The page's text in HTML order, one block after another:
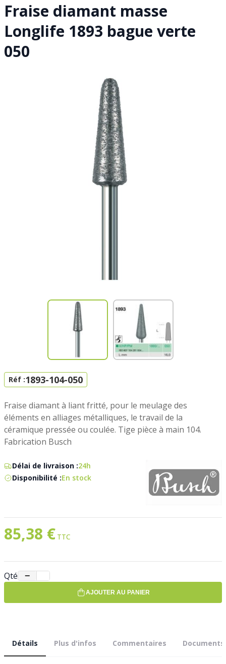
Fraise diamant masse
Longlife 1893 bague verte
050
Réf :1893-104-050
Fraise diamant à liant fritté, pour le meulage des
éléments en alliages métalliques, le travail de la
céramique pressée ou coulée. Tige pièce à main 104.
Fabrication Busch
Délai de livraison :24h
Disponibilité :En stock
85,38 €
Qté −
AJOUTER AU PANIER
Détails Plus d'infos Commentaires Documents